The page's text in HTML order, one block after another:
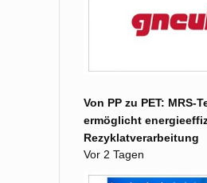
Von PP zu PET: MRS-
ermöglicht
Rezyklatverarbeitung
Vor 2 Tagen